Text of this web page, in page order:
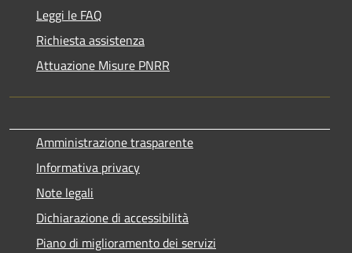
Leggi le FAQ
Richiesta assistenza
Attuazione Misure PNRR
Amministrazione trasparente
Informativa privacy
Note legali
Dichiarazione di accessibilità
Piano di miglioramento dei servizi